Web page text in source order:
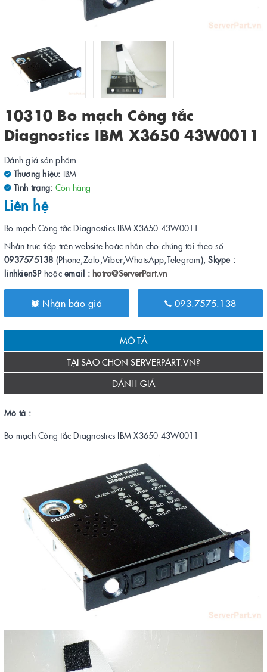
10310 Bo mạch Công tắc
Diagnostics IBM X3650 43W0011
Đánh giá sản phẩm
Thương hiệu: IBM
Tình trạng: Còn hàng
Liên hệ
Bo mạch Công tắc Diagnostics IBM X3650 43W0011
Nhắn trực tiếp trên website hoặc nhắn cho chúng tôi theo số
0937575138 (Phone,Zalo,Viber,WhatsApp,Telegram),Skype :
linhkienSPhoặc email : hotro@ServerPart.vn
Nhận báo giá 093.7575.138
MÔ TẢ
TẠI SAO CHỌN SERVERPART.VN?
ĐÁNH GIÁ
Mô tả :
Bo mạch Công tắc Diagnostics IBM X3650 43W0011